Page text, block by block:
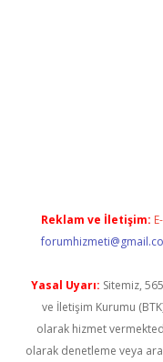
Reklam ve İletişim:
Yasal Uyarı: Sitemiz,
ve İletişim Kurumu
olarak hizmet
olarak denetleme veya